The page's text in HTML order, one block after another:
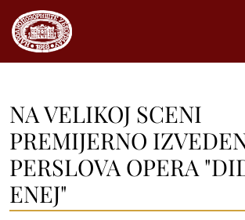
NA VELIKOJ SCENI
PREMIJERNO
PERSLOVA OPERA
ENEJ"